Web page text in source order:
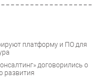
платформу и ПО для
договорились о
развития